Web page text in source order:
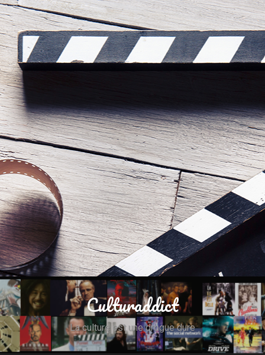
Culturaddict
La culture est une drogue dure